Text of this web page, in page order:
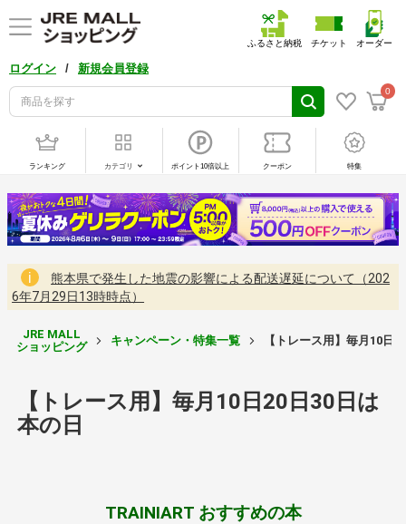
ログイン / 新規会員登録
0
ふるさと納税 チケット オーダー
ランキング カテゴリ ポイント10倍以上 クーポン 特集
熊本県で発生した地震の影響による配送遅延について（202
6年7月29日13時時点）
JRE MALL
ショッピング
キャンペーン・特集一覧 【トレース用】毎月10日
【トレース用】毎月10日20日30日は
本の日
TRAINIART おすすめの本